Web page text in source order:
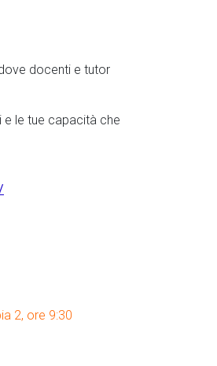
docenti e tutor
e le tue capacità che
2, ore 9:30